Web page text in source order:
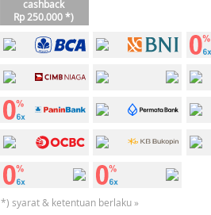
cashback
Rp 250.000 *)
*) syarat & ketentuan berlaku »